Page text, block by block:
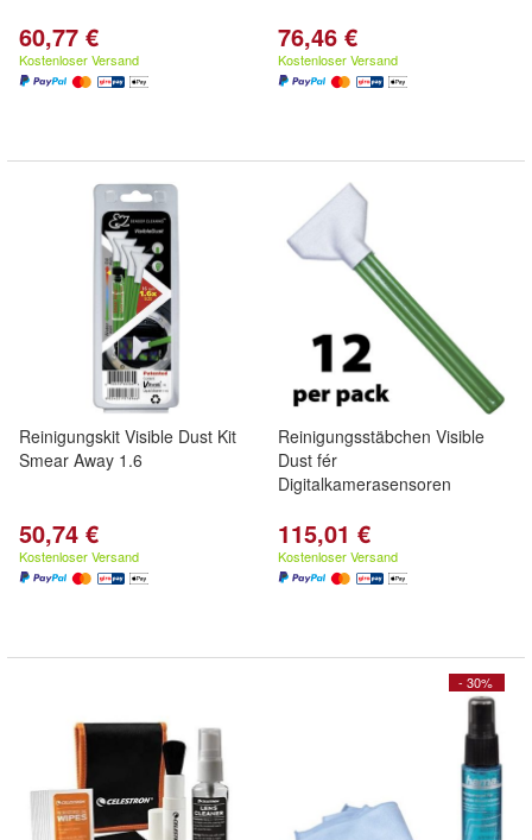
60,77 €
Kostenloser Versand
76,46 €
Kostenloser Versand
Reinigungskit Visible Dust Kit
Smear Away 1.6
50,74 €
Kostenloser Versand
Reinigungsstäbchen Visible
Dust fér
Digitalkamerasensoren
115,01 €
Kostenloser Versand
- 30%